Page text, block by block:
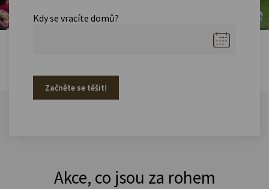
Kdy se vracíte domů?
Začněte se těšit!
Akce, co jsou za rohem